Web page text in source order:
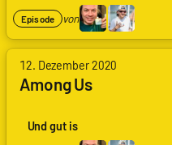
Episode von
12. Dezember 2020
Among Us
Und gut is